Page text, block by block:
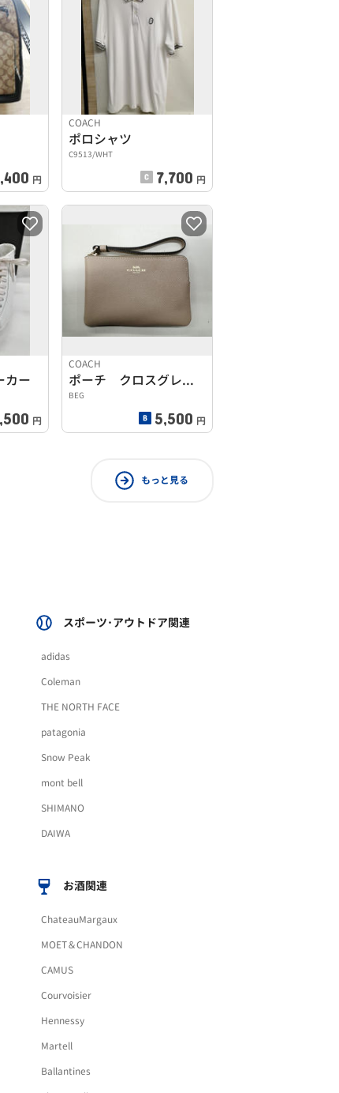
円
COACH
ポロシャツ
C9513/WHT
7,700 円
カー
円
COACH
ポーチ クロスグレイン
BEG
5,500 円
もっと見る
スポーツ･アウトドア関連
adidas
Coleman
THE NORTH FACE
patagonia
Snow Peak
mont bell
SHIMANO
DAIWA
お酒関連
ChateauMargaux
MOET＆CHANDON
CAMUS
Courvoisier
Hennessy
Martell
Ballantines